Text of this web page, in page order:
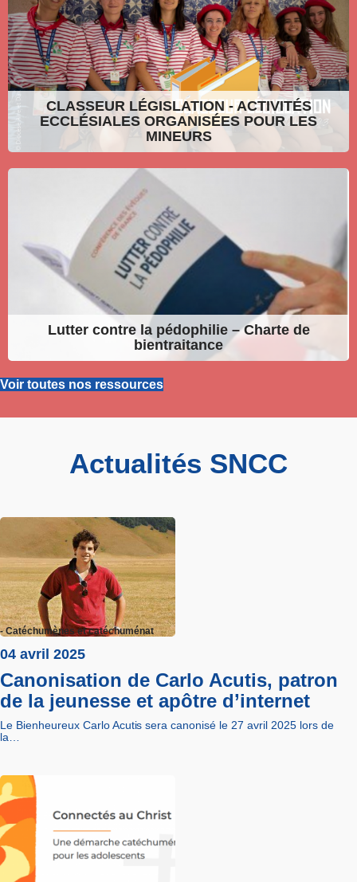
CLASSEUR LÉGISLATION - ACTIVITÉS
ECCLÉSIALES ORGANISÉES POUR LES
MINEURS
Lutter contre la pédophilie – Charte de
bientraitance
Voir toutes nos ressources
Actualités SNCC
- Catéchumènes et catéchuménat
04 avril 2025
Canonisation de Carlo Acutis, patron
de la jeunesse et apôtre d’internet
Le Bienheureux Carlo Acutis sera canonisé le 27 avril 2025 lors de
la…